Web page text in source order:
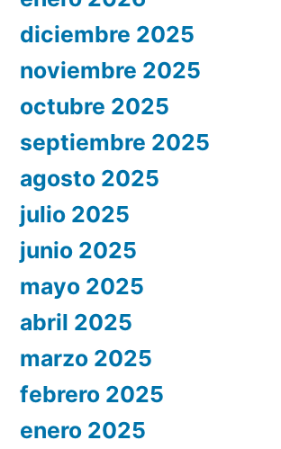
diciembre 2025
noviembre 2025
octubre 2025
septiembre 2025
agosto 2025
julio 2025
junio 2025
mayo 2025
abril 2025
marzo 2025
febrero 2025
enero 2025